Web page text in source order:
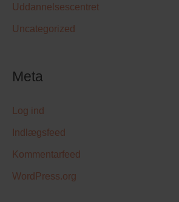
Uddannelsescentret
Uncategorized
Meta
Log ind
Indlægsfeed
Kommentarfeed
WordPress.org